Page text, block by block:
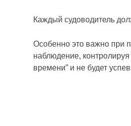
Каждый судоводитель
Особенно это важно при
наблюдение,
времени” и не будет